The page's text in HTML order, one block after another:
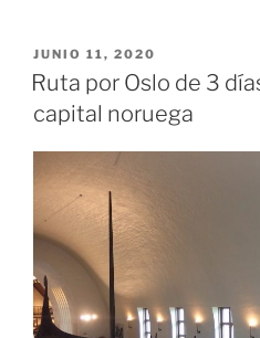
PUBLICADO
EL
JUNIO 11, 2020
Ruta por Oslo de 3
capital noruega